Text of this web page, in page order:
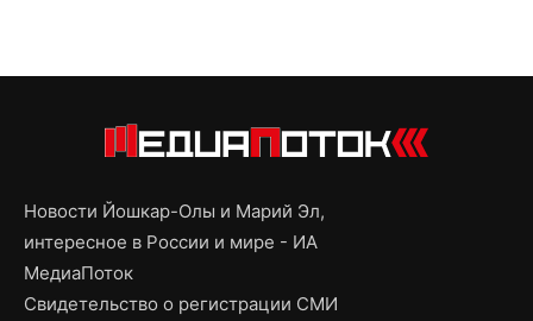
Новости Йошкар-Олы и Марий Эл,
интересное в России и мире - ИА
МедиаПоток
Свидетельство о регистрации СМИ